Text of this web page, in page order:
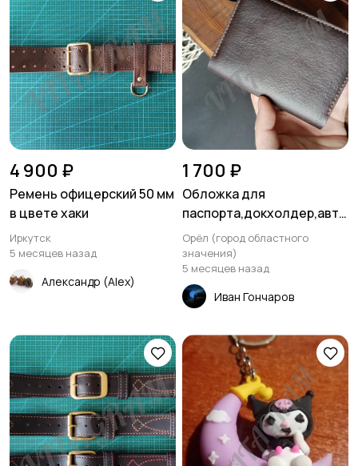
4 900 ₽
Ремень офицерский 50 мм
в цвете хаки
Иркутск
5 месяцев назад
Александр (Alex)
1 700 ₽
Обложка для
паспорта,докхолдер,авто
документница из
натуральной кожи ручной
работы
Орёл (город областного
значения)
5 месяцев назад
Иван Гончаров